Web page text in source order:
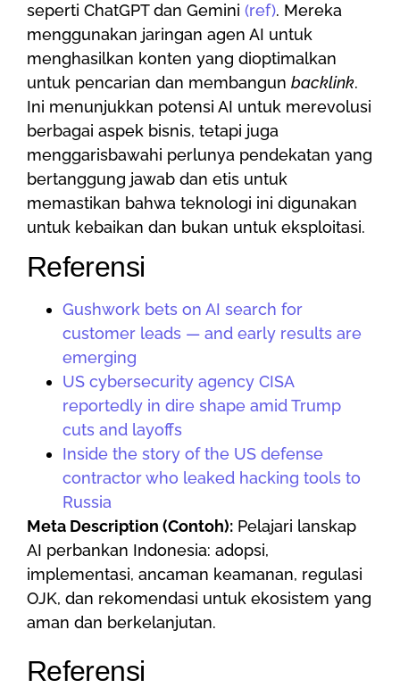
seperti ChatGPT dan Gemini (ref). Mereka
menggunakan jaringan agen AI untuk
menghasilkan konten yang dioptimalkan
untuk pencarian dan membangun backlink.
Ini menunjukkan potensi AI untuk merevolusi
berbagai aspek bisnis, tetapi juga
menggarisbawahi perlunya pendekatan yang
bertanggung jawab dan etis untuk
memastikan bahwa teknologi ini digunakan
untuk kebaikan dan bukan untuk eksploitasi.
Referensi
Gushwork bets on AI search for
customer leads — and early results are
emerging
US cybersecurity agency CISA
reportedly in dire shape amid Trump
cuts and layoffs
Inside the story of the US defense
contractor who leaked hacking tools to
Russia
Meta Description (Contoh): Pelajari lanskap
AI perbankan Indonesia: adopsi,
implementasi, ancaman keamanan, regulasi
OJK, dan rekomendasi untuk ekosistem yang
aman dan berkelanjutan.
Referensi